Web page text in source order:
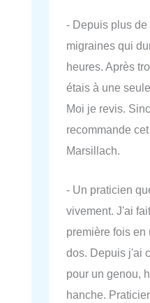
- Depuis plus de
migraines qui
heures. Après
étais à une
Moi je revis.
recommande
Marsillach.
- Un praticien
vivement. J'ai
première fois en
dos. Depuis j'ai
pour un genou,
hanche.